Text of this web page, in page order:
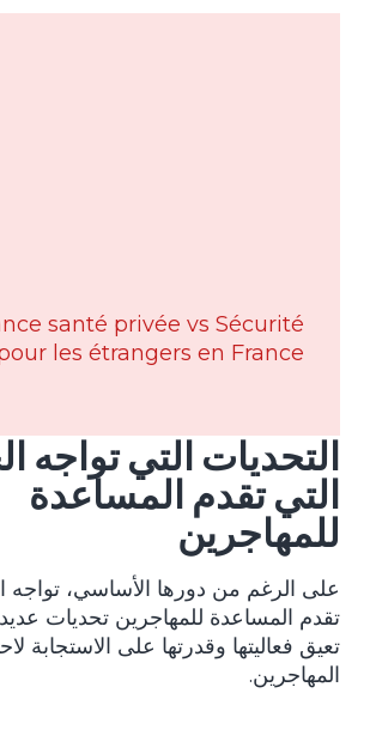
santé privée vs Sécurité
les étrangers en France
التحديات التي تواجه
التي تقدم المساعدة
للمهاجرين
على الرغم من دورها الأساسي، تواجه
تقدم المساعدة للمهاجرين تحديات
تعيق فعاليتها وقدرتها على الاستجابة
المهاجرين.